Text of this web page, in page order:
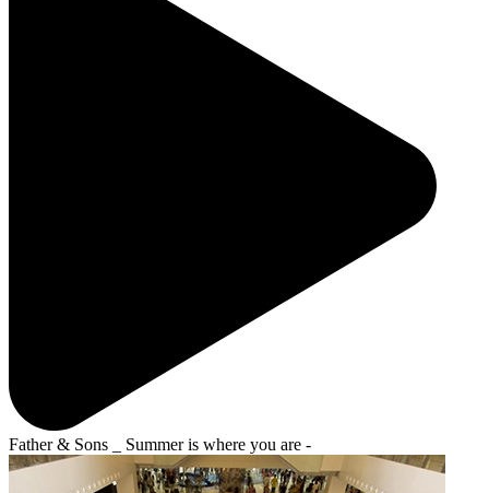
Father & Sons _ Summer is where you are -